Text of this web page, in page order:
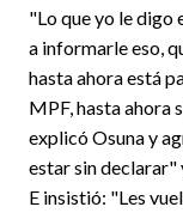
"Lo que yo le digo
a informarle eso,
hasta ahora está
MPF, hasta ahora
explicó Osuna y
estar sin declarar"
E insistió: "Les